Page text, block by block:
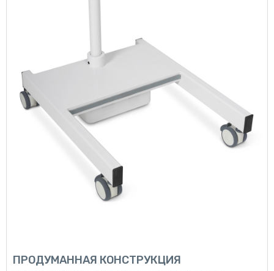
ПРОДУМАННАЯ КОНСТРУКЦИЯ